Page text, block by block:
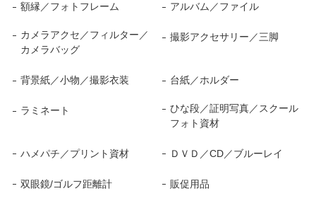
額縁／フォトフレーム アルバム／ファイル
カメラアクセ／フィルター／
カメラバッグ
撮影アクセサリー／三脚
背景紙／小物／撮影衣装 台紙／ホルダー
ラミネート
ひな段／証明写真／スクール
フォト資材
ハメパチ／プリント資材 ＤＶＤ／CD／ブルーレイ
双眼鏡/ゴルフ距離計 販促用品